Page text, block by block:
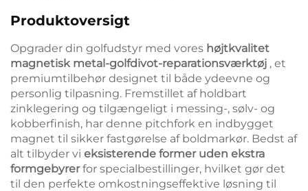
Produktoversigt
Opgrader din golfudstyr med vores højtkvalitet
magnetisk metal-golfdivot-reparationsværktøj , et
premiumtilbehør designet til både ydeevne og
personlig tilpasning. Fremstillet af holdbart
zinklegering og tilgængeligt i messing-, sølv- og
kobberfinish, har denne pitchfork en indbygget
magnet til sikker fastgørelse af boldmarkør. Bedst af
alt tilbyder vi eksisterende former uden ekstra
formgebyrerfor specialbestillinger, hvilket gør det
til den perfekte omkostningseffektive løsning til